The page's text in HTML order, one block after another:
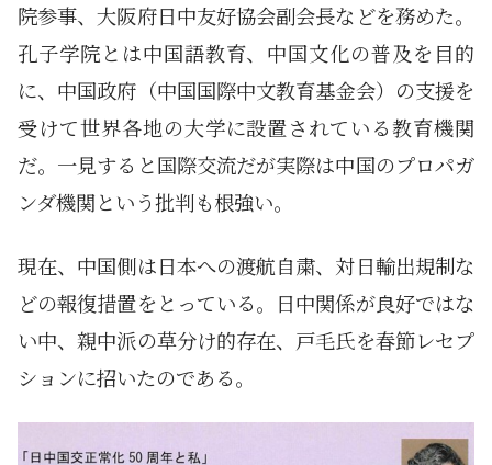
院参事、大阪府日中友好協会副会長などを務めた。
孔子学院とは中国語教育、中国文化の普及を目的
に、中国政府（中国国際中文教育基金会）の支援を
受けて世界各地の大学に設置されている教育機関
だ。一見すると国際交流だが実際は中国のプロパガ
ンダ機関という批判も根強い。
現在、中国側は日本への渡航自粛、対日輸出規制な
どの報復措置をとっている。日中関係が良好ではな
い中、親中派の草分け的存在、戸毛氏を春節レセプ
ションに招いたのである。